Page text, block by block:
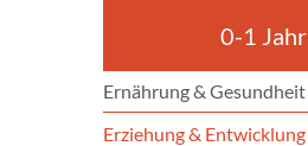
0-1 Jahr
Ernährung & Gesundheit
Erziehung & Entwicklung